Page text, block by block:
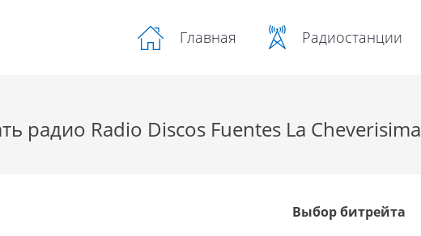
Главная Радиостанции
радио Radio Discos Fuentes La Cheverisima
Выбор битрейта